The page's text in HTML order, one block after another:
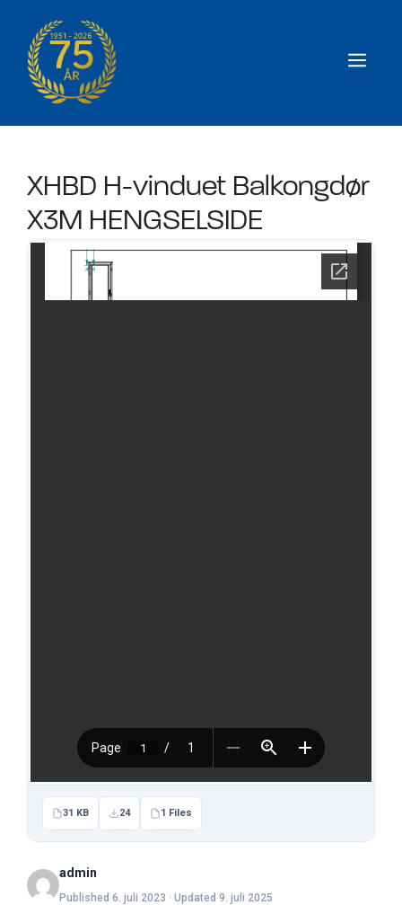
innhold
XHBD H-vinduet Balkongdør
X3M HENGSELSIDE
31 KB 24 1 Files
admin
Published 6. juli 2023 · Updated 9. juli 2025